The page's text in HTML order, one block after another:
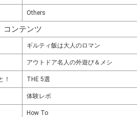
Others
コンテンツ
ギルティ飯は大人のロマン
アウトドア名人の外遊び＆メシ
！ THE 5選
体験レポ
How To